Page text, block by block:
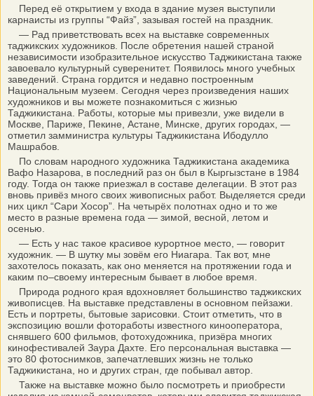
Перед её открытием у входа в здание музея выступили
карнаисты из группы “Файз”, зазывая гостей на праздник.
— Рад приветствовать всех на выставке современных
таджикских художников. После обретения нашей страной
независимости изобразительное искусство Таджикистана также
завоевало культурный суверенитет. Появилось много учебных
заведений. Страна гордится и недавно построенным
Национальным музеем. Сегодня через произведения наших
художников и вы можете познакомиться с жизнью
Таджикистана. Работы, которые мы привезли, уже видели в
Москве, Париже, Пекине, Астане, Минске, других городах, —
отметил замминистра культуры Таджикистана Ибодулло
Машрабов.
По словам народного художника Таджикистана академика
Вафо Назарова, в последний раз он был в Кыргызстане в 1984
году. Тогда он также приезжал в составе делегации. В этот раз
вновь привёз много своих живописных работ. Выделяется среди
них цикл “Сари Хосор”. На четырёх полотнах одно и то же
место в разные времена года — зимой, весной, летом и
осенью.
— Есть у нас такое красивое курортное место, — говорит
художник. — В шутку мы зовём его Ниагара. Так вот, мне
захотелось показать, как оно меняется на протяжении года и
каким по–своему интересным бывает в любое время.
Природа родного края вдохновляет большинство таджикских
живописцев. На выставке представлены в основном пейзажи.
Есть и портреты, бытовые зарисовки. Стоит отметить, что в
экспозицию вошли фотоработы известного кинооператора,
снявшего 600 фильмов, фотохудожника, призёра многих
кинофестивалей Заура Дахте. Его персональная выставка —
это 80 фотоснимков, запечатлевших жизнь не только
Таджикистана, но и других стран, где побывал автор.
Также на выставке можно было посмотреть и приобрести